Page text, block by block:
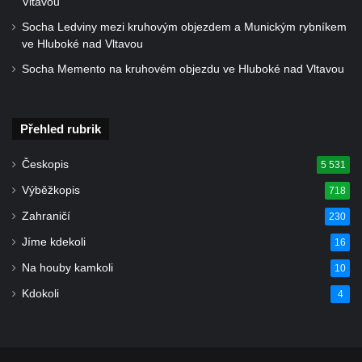
Pamětní deska Samuela Fullera na zámku
Hrob Pavla Patušnika na hřbitově Šumburk
nad Desnou v Tanvaldu
Pomník prvního a druhého odboje v
Tanvaldu
Kenotaf Josefa Staritze na hřbitově ve
Starých Křečanech
Socha Ledviny mezi kruhovým objezdem a Munickým rybníkem
ve Hluboké nad Vltavou
Socha Memento na kruhovém objezdu ve Hluboké nad Vltavou
Přehled rubrik
Českopis 5 531
Výběžkopis 718
Zahraničí 230
Jíme kdekoli 16
Na houby kamkoli 10
Kdokoli 4